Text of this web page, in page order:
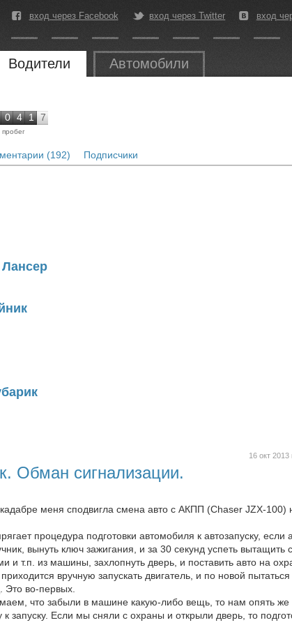
вход через Facebook вход через Twitter вход
Водители Автомобили
0 4 1 7
пробег
(192) Подписчики
16 окт 2013
Обман сигнализации.
меня сподвигла смена авто с АКПП (Chaser JZX-100)
процедура подготовки автомобиля к автозапуску, если
вынуть ключ зажигания, и за 30 секунд успеть вытащить
и т.п. из машины, захлопнуть дверь, и поставить авто на
вручную запускать двигатель, и по новой пытаться
Это во-первых.
что забыли в машине какую-либо вещь, то нам опять же
к запуску. Если мы сняли с охраны и открыли дверь, то